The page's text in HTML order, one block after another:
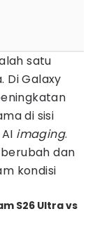
satu
Di Galaxy
di sisi
imaging.
dan
kondisi
S26 Ultra vs